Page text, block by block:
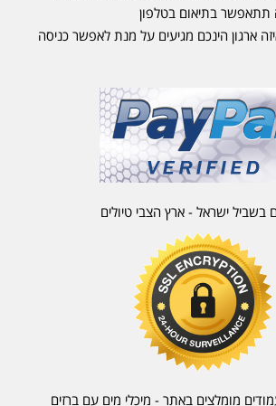
תתאפשר בתיאום בטלפון
ארגון הינכם מגיעים על מנת לאפשר כניסה
בשביל ישראל - ארץ הצבי טיולים
מומלצים באתר - מיכלי מים עם ברזים